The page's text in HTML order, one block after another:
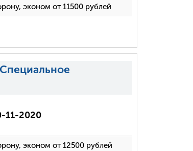
эконом от 11500 рублей
11-2020
эконом от 12500 рублей